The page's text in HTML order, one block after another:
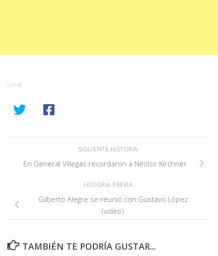
SHARE
SIGUIENTE HISTORIA
En General Villegas recordaron a Néstor Kirchner
HISTORIA PREVIA
Gilberto Alegre se reunió con Gustavo López
(video)
TAMBIÉN TE PODRÍA GUSTAR...